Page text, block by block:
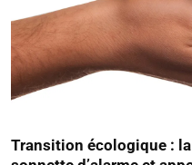
Transition écologique :